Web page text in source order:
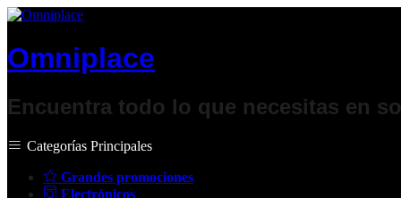
Omniplace
Encuentra todo lo que necesitas en
Categorías Principales
Grandes promociones
Electrónicos